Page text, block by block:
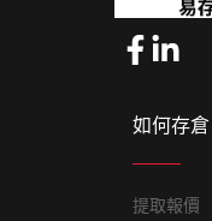
如何存倉
提取報價